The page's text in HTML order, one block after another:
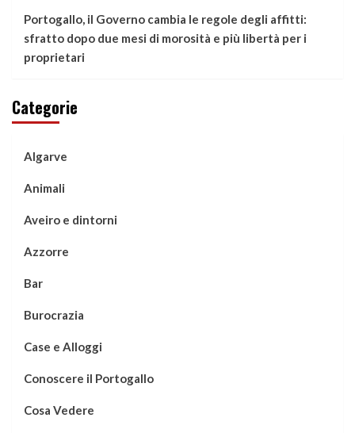
Portogallo, il Governo cambia le regole degli affitti:
sfratto dopo due mesi di morosità e più libertà per i
proprietari
Categorie
Algarve
Animali
Aveiro e dintorni
Azzorre
Bar
Burocrazia
Case e Alloggi
Conoscere il Portogallo
Cosa Vedere